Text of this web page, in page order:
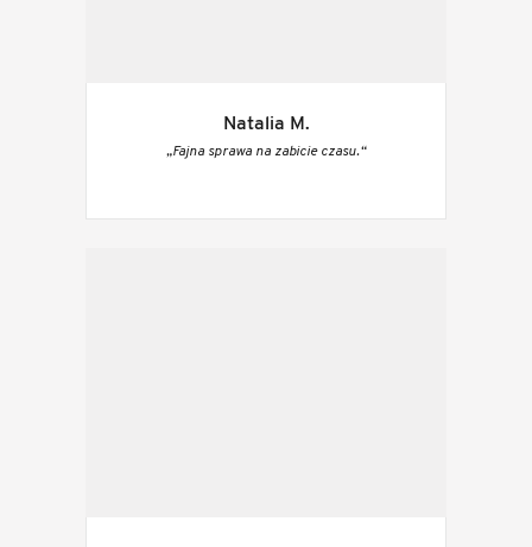
Natalia M.
„Fajna sprawa na zabicie czasu.“